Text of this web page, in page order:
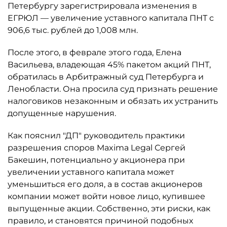
Петербургу зарегистрировала изменения в
ЕГРЮЛ — увеличение уставного капитала ПНТ с
906,6 тыс. рублей до 1,008 млн.
После этого, в феврале этого года, Елена
Васильева, владеющая 45% пакетом акций ПНТ,
обратилась в Арбитражный суд Петербурга и
Ленобласти. Она просила суд признать решение
налоговиков незаконным и обязать их устранить
допущенные нарушения.
Как пояснил "ДП" руководитель практики
разрешения споров Maxima Legal Сергей
Бакешин, потенциально у акционера при
увеличении уставного капитала может
уменьшиться его доля, а в состав акционеров
компании может войти новое лицо, купившее
выпущенные акции. Собственно, эти риски, как
правило, и становятся причиной подобных